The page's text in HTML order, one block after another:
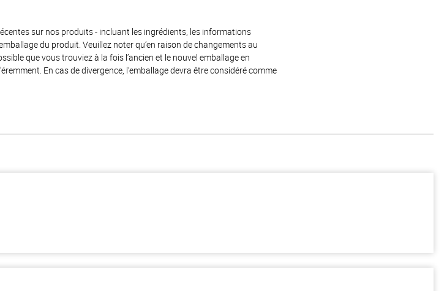
sur nos produits - incluant les ingrédients, les informations
du produit. Veuillez noter qu’en raison de changements au
que vous trouviez à la fois l’ancien et le nouvel emballage en
En cas de divergence, l’emballage devra être considéré comme